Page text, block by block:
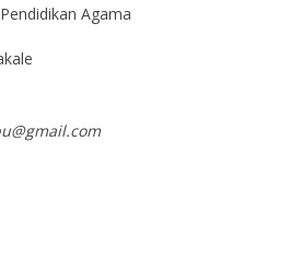
Agama